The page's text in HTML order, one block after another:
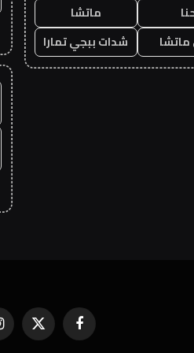
ماتشا
شدات ببجي تمارا
فيسبوك X
(Twitter)